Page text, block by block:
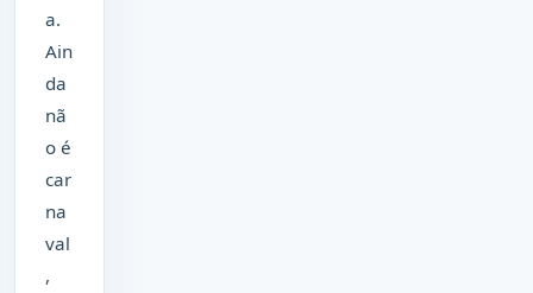
a.
Ain
da
nã
o é
car
na
val
,